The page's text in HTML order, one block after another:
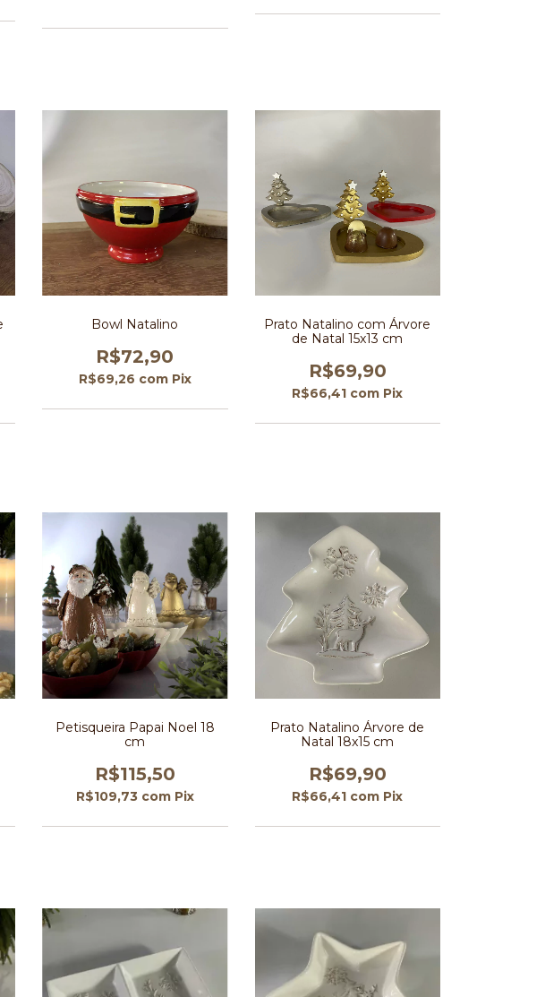
Bowl Natalino
R$72,90
R$69,26 com Pix
Prato Natalino com Árvore
de Natal 15x13 cm
R$69,90
R$66,41 com Pix
Petisqueira Papai Noel 18
cm
R$115,50
R$109,73 com Pix
Prato Natalino Árvore de
Natal 18x15 cm
R$69,90
R$66,41 com Pix